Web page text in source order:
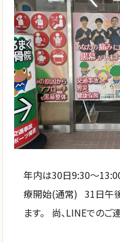
年内は30日9:30〜
療開始(通常) 31日午
ます。 尚、LINEでの